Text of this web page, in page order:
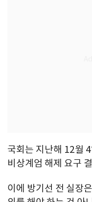
국회는 지난해 12월
비상계엄 해제 요구
이에 방기선 전 실장